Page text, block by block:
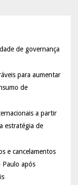
de governança
para aumentar
de
a partir
estratégia de
e cancelamentos
Paulo após